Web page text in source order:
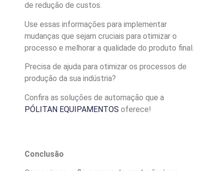
de redução de custos.
Use essas informações para implementar
mudanças que sejam cruciais para otimizar o
processo e melhorar a qualidade do produto final.
Precisa de ajuda para otimizar os processos de
produção da sua indústria?
Confira as soluções de automação que a
PÓLITAN EQUIPAMENTOS oferece!
Conclusão